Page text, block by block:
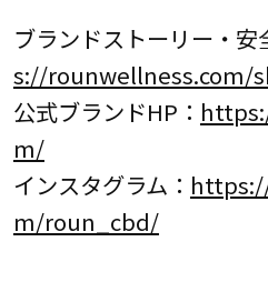
ブランドストーリー・安
s://rounwellness.com/
公式ブランドHP：
m/
インスタグラム：
m/roun_cbd/